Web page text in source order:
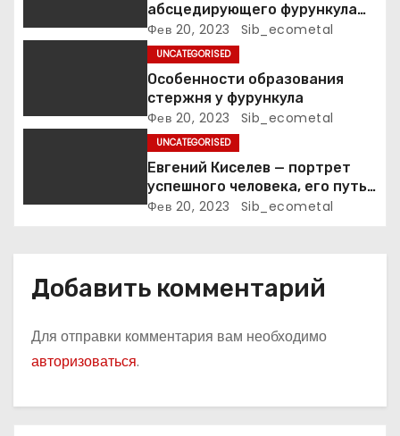
а
и
абсцедирующего фурункула
код по МКБ-10
Фев 20, 2023 Sib_ecometal
UNCATEGORISED
Особенности образования
стержня у фурункула
Фев 20, 2023 Sib_ecometal
UNCATEGORISED
Евгений Киселев — портрет
успешного человека, его путь
к славе и личное счастье
Фев 20, 2023 Sib_ecometal
Добавить комментарий
Для отправки комментария вам необходимо
авторизоваться.